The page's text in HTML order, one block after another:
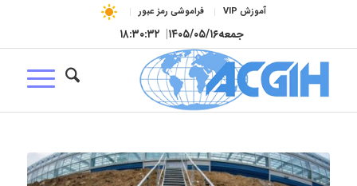
آموزش VIP فراموشی رمز عبور
جمعه۱۴۰۵/۰۵/۱۶| ۱۸:۳۰:۳۲